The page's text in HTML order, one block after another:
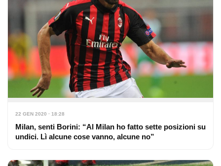
22 GEN 2020 · 18:28
Milan, senti Borini: “Al Milan ho fatto sette posizioni su
undici. Lì alcune cose vanno, alcune no”